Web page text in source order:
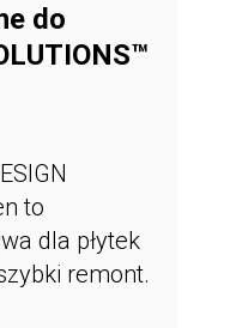
do
to
dla płytek
remont.